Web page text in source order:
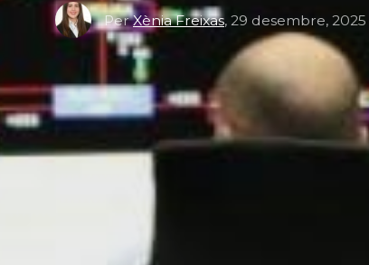
PerXènia Freixas, 29 desembre, 2025